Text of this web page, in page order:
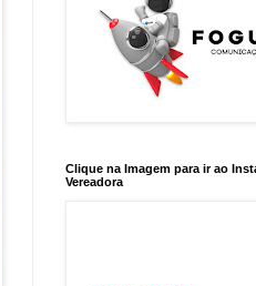
Clique na Imagem para ir ao
Vereadora